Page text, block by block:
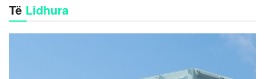
Të Lidhura